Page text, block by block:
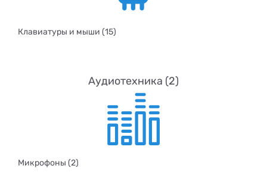
Клавиатуры и мыши (15)
Аудиотехника (2)
Микрофоны (2)